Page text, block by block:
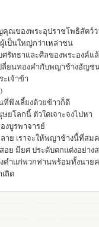
ณของพระอุปราชโพธิสัตว์ว่
ป็นใหญ่กว่าเหล่าชน
รัทธาและศีลของพระองค์แ
ลี่ยนทองคำกับพญาช้างอัญช
เจ้าข้า
งเลี้ยงด้วยข้าวก็ดี
ยโลกนี้ ตัวใดเจาะจงไปหา
งบูรพาจารย์
เราจะให้พญาช้างนี้ที่สม
อย มียศ ประดับตกแต่งอย่าง
คำแก่พวกท่านพร้อมทั้งนาย
ถิด